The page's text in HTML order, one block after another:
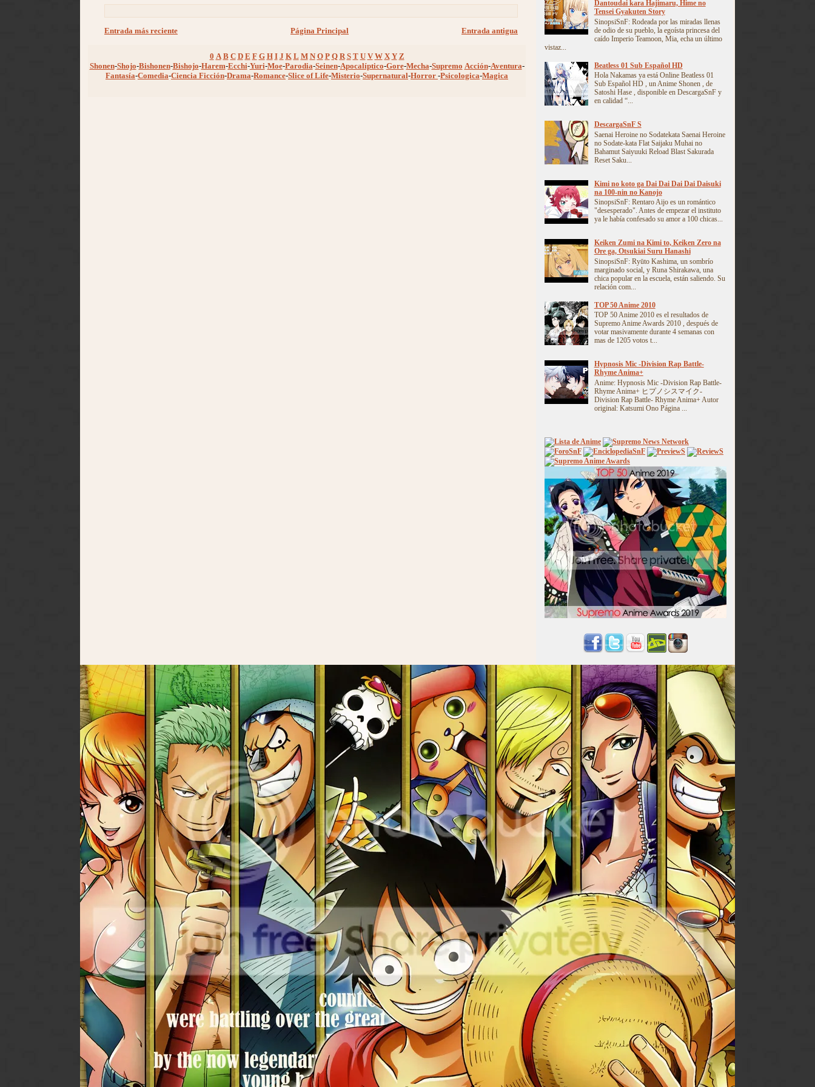
Entrada más reciente Entrada antigua
Página Principal
0 A B C D E F G H I J K L M N O P Q R S T U V W X Y Z
Shonen-Shojo-Bishonen-Bishojo-Harem-Ecchi-Yuri-Moe-Parodia-Seinen-Apocalíptico-Gore-Mecha-Supremo Acción-Aventura-
Fantasía-Comedia-Ciencia Ficción-Drama-Romance-Slice of Life-Misterio-Supernatural-Horror -Psicologica-Magica
Dantoudai kara Hajimaru, Hime no
Tensei Gyakuten Story
SinopsiSnF: Rodeada por las miradas llenas
de odio de su pueblo, la egoísta princesa del
caído Imperio Teamoon, Mia, echa un último
vistaz...
Beatless 01 Sub Español HD
Hola Nakamas ya está Online Beatless 01
Sub Español HD , un Anime Shonen , de
Satoshi Hase , disponible en DescargaSnF y
en calidad “...
DescargaSnF S
Saenai Heroine no Sodatekata Saenai Heroine
no Sodate-kata Flat Saijaku Muhai no
Bahamut Saiyuuki Reload Blast Sakurada
Reset Saku...
Kimi no koto ga Dai Dai Dai Dai Daisuki
na 100-nin no Kanojo
SinopsiSnF: Rentaro Aijo es un romántico
"desesperado". Antes de empezar el instituto
ya le había confesado su amor a 100 chicas...
Keiken Zumi na Kimi to, Keiken Zero na
Ore ga, Otsukiai Suru Hanashi
SinopsiSnF: Ryūto Kashima, un sombrío
marginado social, y Runa Shirakawa, una
chica popular en la escuela, están saliendo. Su
relación com...
TOP 50 Anime 2010
TOP 50 Anime 2010 es el resultados de
Supremo Anime Awards 2010 , después de
votar masivamente durante 4 semanas con
mas de 1205 votos t...
Hypnosis Mic -Division Rap Battle-
Rhyme Anima+
Anime: Hypnosis Mic -Division Rap Battle-
Rhyme Anima+ ヒプノシスマイク-
Division Rap Battle- Rhyme Anima+ Autor
original: Katsumi Ono Página ...